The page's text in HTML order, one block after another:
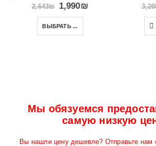
2,643₪ 1,990₪
ВЫБРАТЬ ...
Мы обязуемся
самую низкую
Вы нашли цену дешевле? Отправьте нам